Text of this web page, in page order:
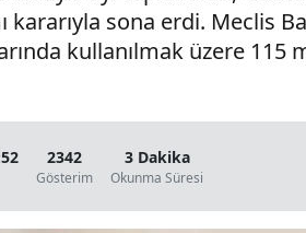
kararıyla sona erdi. Meclis
kullanılmak üzere
2342
Gösterim
3 Dakika
Okunma Süresi